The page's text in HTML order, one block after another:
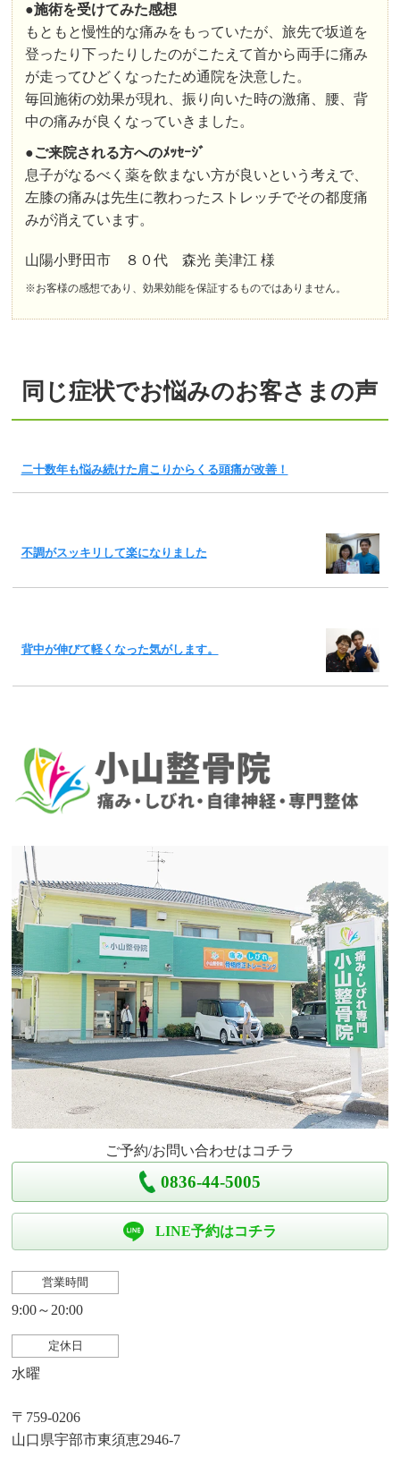
●施術を受けてみた感想
もともと慢性的な痛みをもっていたが、旅先で坂道を
登ったり下ったりしたのがこたえて首から両手に痛み
が走ってひどくなったため通院を決意した。
毎回施術の効果が現れ、振り向いた時の激痛、腰、背
中の痛みが良くなっていきました。
●ご来院される方へのﾒｯｾｰｼﾞ
息子がなるべく薬を飲まない方が良いという考えで、
左膝の痛みは先生に教わったストレッチでその都度痛
みが消えています。
山陽小野田市 ８０代 森光 美津江 様
※お客様の感想であり、効果効能を保証するものではありません。
同じ症状でお悩みのお客さまの声
二十数年も悩み続けた肩こりからくる頭痛が改善！
不調がスッキリして楽になりました
背中が伸びて軽くなった気がします。
ご予約/お問い合わせはコチラ
0836-44-5005
LINE予約はコチラ
営業時間
9:00～20:00
定休日
水曜
〒759-0206
山口県宇部市東須恵2946-7